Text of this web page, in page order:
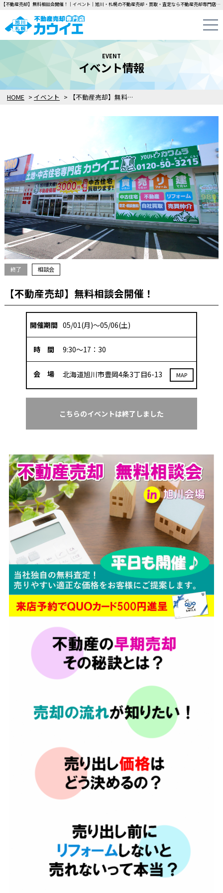
【不動産売却】無料相談会開催！｜イベント｜旭川・札幌の不動産売却・買取・査定なら不動産売却専門店カウイエにお任せください！中古一戸建て・マンション・土地の即日無料査定・即金買取を行っています！
HOME > イベント > 【不動産売却】無料相談会開催！
EVENT
イベント情報
終了 相談会
【不動産売却】無料相談会開催！
開催期間 05/01(月)～05/06(土)
時 間 9:30～17：30
会 場 北海道旭川市豊岡4条3丁目6-13 MAP
こちらのイベントは終了しました